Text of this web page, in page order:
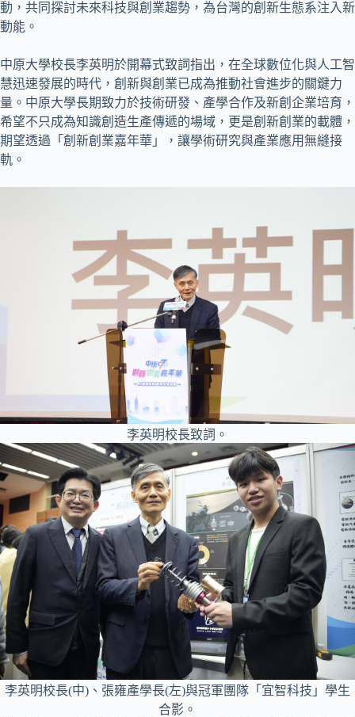
動，共同探討未來科技與創業趨勢，為台灣的創新生態系注入新
動能。
中原大學校長李英明於開幕式致詞指出，在全球數位化與人工智
慧迅速發展的時代，創新與創業已成為推動社會進步的關鍵力
量。中原大學長期致力於技術研發、產學合作及新創企業培育，
希望不只成為知識創造生產傳遞的場域，更是創新創業的載體，
期望透過「創新創業嘉年華」，讓學術研究與產業應用無縫接
軌。
李英明校長致詞。
李英明校長(中)、張雍產學長(左)與冠軍團隊「宜智科技」學生
合影。